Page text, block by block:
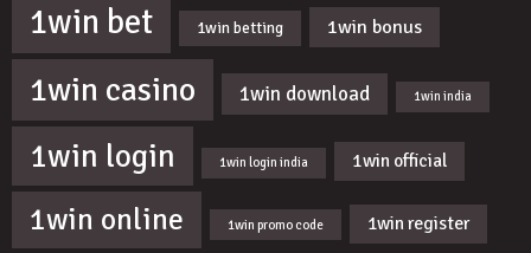
1win bet 1win betting 1win bonus
1win casino 1win download 1win india
1win login 1win login india 1win official
1win online 1win promo code 1win register